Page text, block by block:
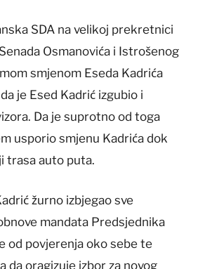
SDA na velikoj prekretnici
Osmanovića i Istrošenog
smjenom Eseda Kadrića
je Esed Kadrić izgubio i
Da je suprotno od toga
usporio smjenu Kadrića dok
trasa auto puta.
žurno izbjegao sve
mandata Predsjednika
od povjerenja oko sebe te
da oragizuje izbor za novog